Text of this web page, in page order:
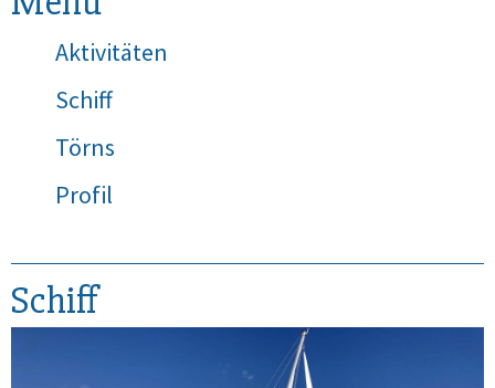
Aktivitäten
Schiff
Törns
Profil
Schiff